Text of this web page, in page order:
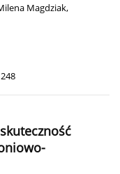
Magdziak,